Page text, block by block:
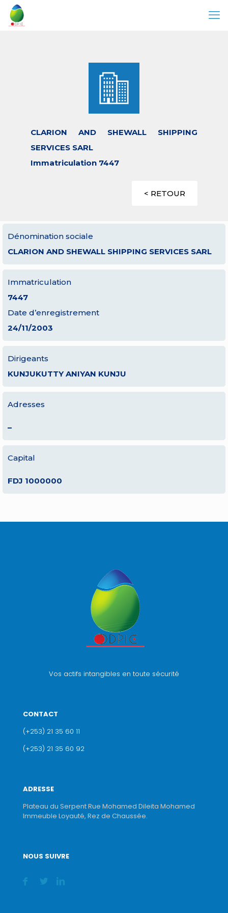
CLARION AND SHEWALL SHIPPING
SERVICES SARL
Immatriculation 7447
< RETOUR
Dénomination sociale
CLARION AND SHEWALL SHIPPING SERVICES SARL
Immatriculation
7447
Date d’enregistrement
24/11/2003
Dirigeants
KUNJUKUTTY ANIYAN KUNJU
Adresses
–
Capital
FDJ 1000000
Vos actifs intangibles en toute sécurité
CONTACT
(+253) 21 35 60 11
(+253) 21 35 60 92
ADRESSE
Plateau du Serpent Rue Mohamed Dileita Mohamed
Immeuble Loyauté, Rez de Chaussée.
NOUS SUIVRE